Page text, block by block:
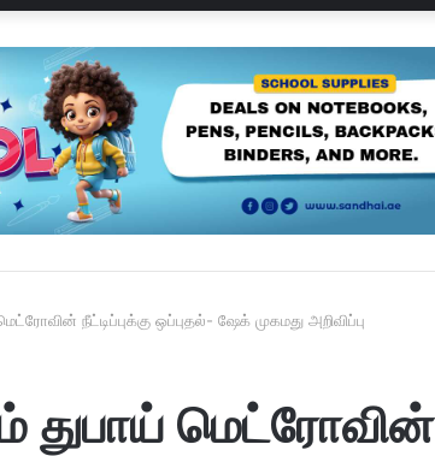
நீட்டிப்புக்கு ஒப்புதல்- ஷேக் முகமது அறிவிப்பு
துபாய் மெட்ரோவின்